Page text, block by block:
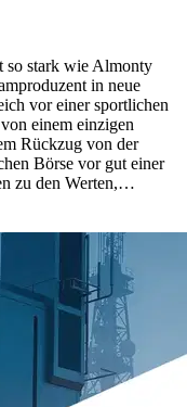
so stark wie Almonty
in neue
vor einer sportlichen
einem einzigen
Rückzug von der
Börse vor gut einer
zu den Werten,…